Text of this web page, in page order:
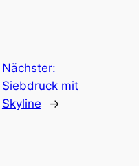
Nächster:
Siebdruck mit
Skyline
→